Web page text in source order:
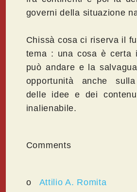
governi della situazione
Chissà cosa ci riserva il
tema : una cosa è certa
può andare e la
opportunità anche
delle idee e dei
inalienabile.
Comments
o Attilio A. Romita